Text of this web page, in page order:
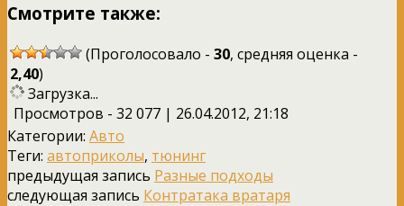
Смотрите также:
(Проголосовало - 30, средняя оценка -
2,40)
Загрузка...
Просмотров - 32 077 | 26.04.2012, 21:18
Категории: Авто
Теги: автоприколы, тюнинг
предыдущая запись Разные подходы
следующая запись Контратака вратаря